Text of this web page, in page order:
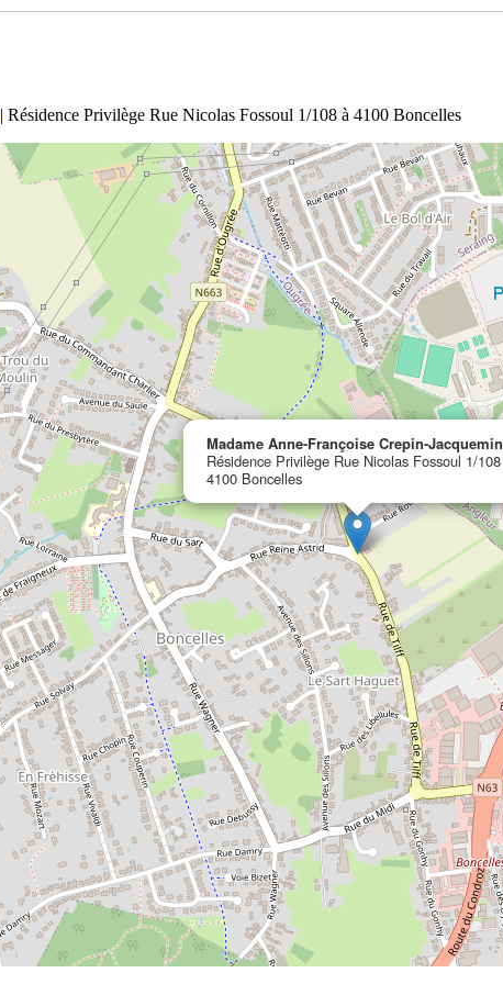
| Résidence Privilège Rue Nicolas Fossoul 1/108 à 4100 Boncelles
Madame Anne-Françoise Crepin-Jacquemin
Résidence Privilège Rue Nicolas Fossoul 1/108
4100 Boncelles